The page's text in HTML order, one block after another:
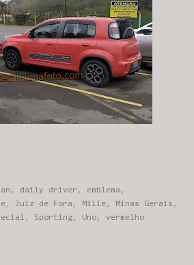
, daily driver , emblema ,
, Juiz de Fora , Mille, Minas Gerais ,
, Sporting, Uno, vermelho